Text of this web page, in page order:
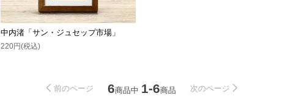
中内渚「サン・ジュセップ市場」
220円(税込)
前のページ 6商品中 1-6商品 次のページ